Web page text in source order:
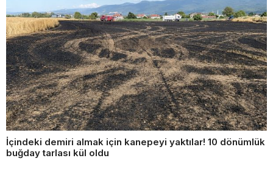
İçindeki demiri almak için kanepeyi yaktılar! 10 dönümlük
buğday tarlası kül oldu